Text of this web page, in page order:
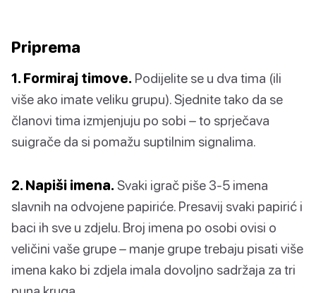
Priprema
1. Formiraj timove. Podijelite se u dva tima (ili
više ako imate veliku grupu). Sjednite tako da se
članovi tima izmjenjuju po sobi – to sprječava
suigrače da si pomažu suptilnim signalima.
2. Napiši imena. Svaki igrač piše 3-5 imena
slavnih na odvojene papiriće. Presavij svaki papirić i
baci ih sve u zdjelu. Broj imena po osobi ovisi o
veličini vaše grupe – manje grupe trebaju pisati više
imena kako bi zdjela imala dovoljno sadržaja za tri